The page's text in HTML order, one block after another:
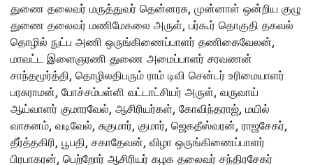
துணை தலைவர் மருத்துவர் தென்னரசு, முன்னாள் ஒன்றிய குழு
துணை தலைவர் மணிமேகலை அருள், பர்கூர் தொகுதி தகவல்
தொழில் நுட்ப அணி ஒருங்கிணைப்பாளர் தணிகைவேலன்,
மாவட்ட இளைஞரணி துணை அமைப்பாளர் சரவணன்
சாந்தமூர்த்தி, தொழிலதிபரும் ராம் டிவி சென்டர் உரிமையாளர்
பரசுராமன், போச்சம்பள்ளி வட்டாட்சியர் அருள், வருவாய்
ஆய்வாளர் குமாரவேல், ஆசிரியர்கள், கோவிந்தராஜ், மயில்
வாகனம், வடிவேல், சுகுமார், குமார், ஜெகதீஸ்வரன், ராஜசேகர்,
தீர்த்தகிரி, பூபதி, சகாதேவன், விழா ஒருங்கிணைப்பாளர்
பிரபாகரன், பெற்றோர் ஆசிரியர் கழக தலைவர் சந்திரசேகர்